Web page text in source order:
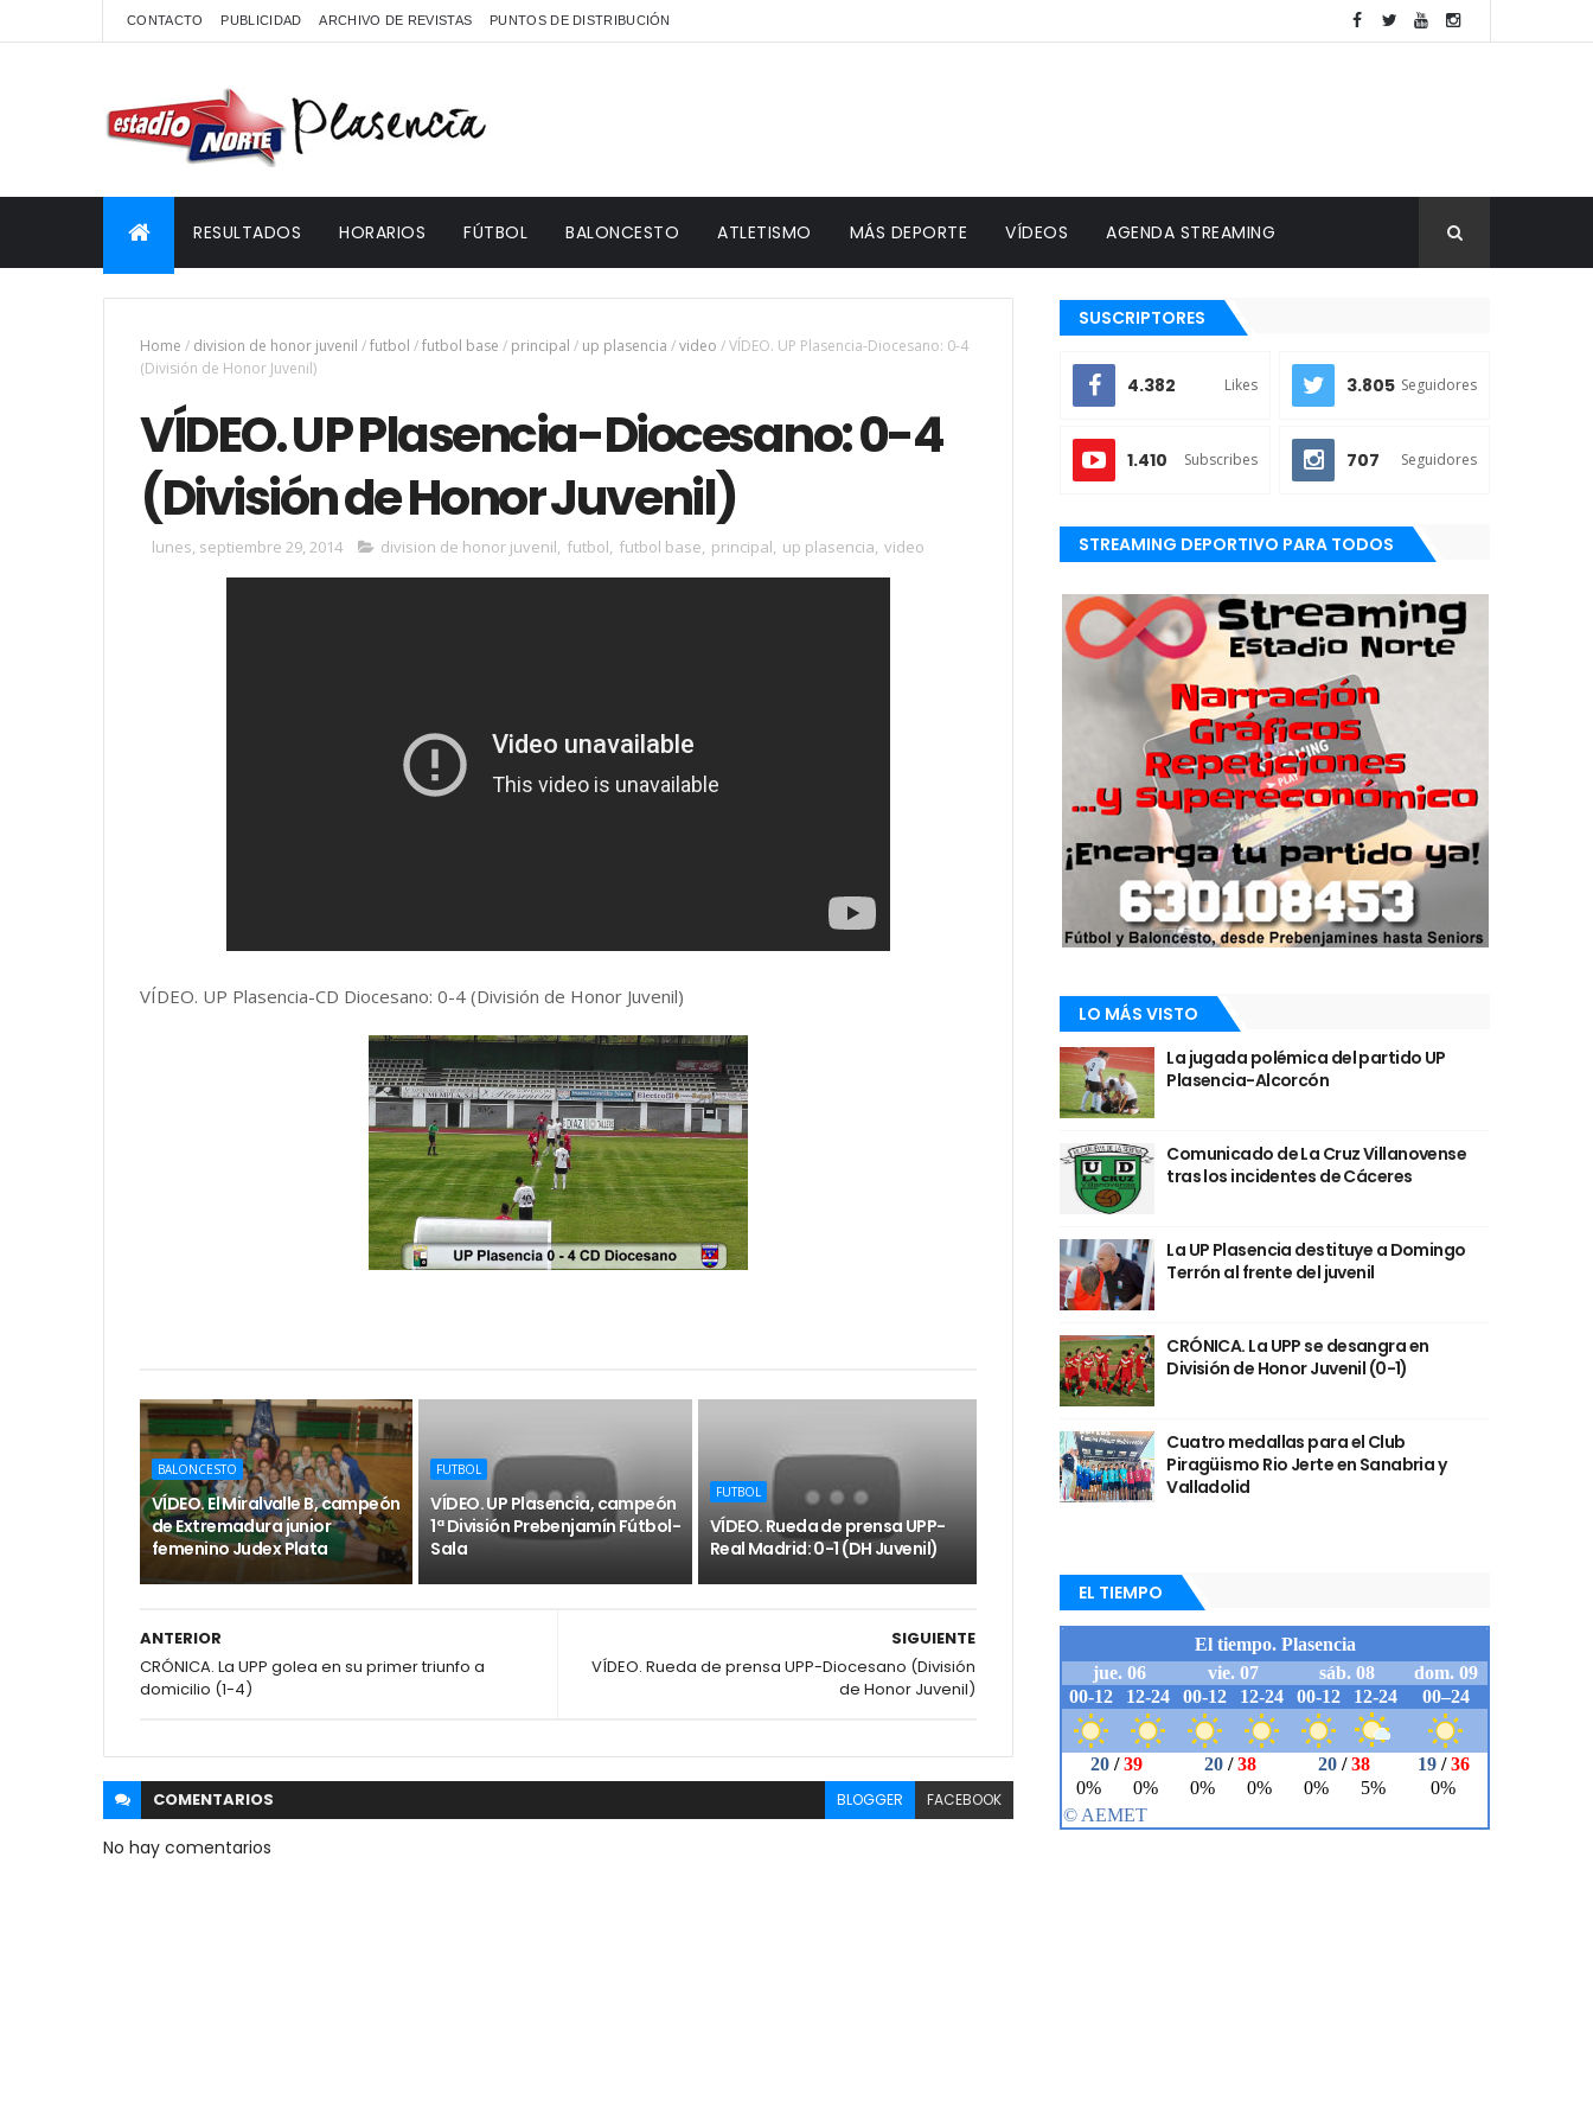
CONTACTO PUBLICIDAD ARCHIVO DE REVISTAS PUNTOS DE DISTRIBUCIÓN
RESULTADOS HORARIOS FÚTBOL BALONCESTO ATLETISMO MÁS DEPORTE VÍDEOS AGENDA STREAMING
Home / division de honor juvenil /futbol /futbol base / principal / up plasencia /video /VÍDEO. UP Plasencia-Diocesano: 0-4
(División de Honor Juvenil)
VÍDEO. UP Plasencia-Diocesano: 0-4
(División de Honor Juvenil)
lunes, septiembre 29, 2014 division de honor juvenil, futbol, futbol base, principal, up plasencia, video
VÍDEO. UP Plasencia-CD Diocesano: 0-4 (División de Honor Juvenil)
BALONCESTO
VÍDEO. El Miralvalle B, campeón
de Extremadura junior
femenino Judex Plata
FUTBOL
VÍDEO. UP Plasencia, campeón
1ª División Prebenjamín Fútbol-
Sala
FUTBOL
VÍDEO. Rueda de prensa UPP-
Real Madrid: 0-1 (DH Juvenil)
SIGUIENTE
VÍDEO. Rueda de prensa UPP-Diocesano (División
de Honor Juvenil)
ANTERIOR
CRÓNICA. La UPP golea en su primer triunfo a
domicilio (1-4)
COMENTARIOS BLOGGER FACEBOOK
No hay comentarios
SUSCRIPTORES
4.382 Likes 3.805 Seguidores
1.410 Subscribes 707 Seguidores
STREAMING DEPORTIVO PARA TODOS
LO MÁS VISTO
La jugada polémica del partido UP
Plasencia-Alcorcón
Comunicado de La Cruz Villanovense
tras los incidentes de Cáceres
La UP Plasencia destituye a Domingo
Terrón al frente del juvenil
CRÓNICA. La UPP se desangra en
División de Honor Juvenil (0-1)
Cuatro medallas para el Club
Piragüismo Rio Jerte en Sanabria y
Valladolid
EL TIEMPO